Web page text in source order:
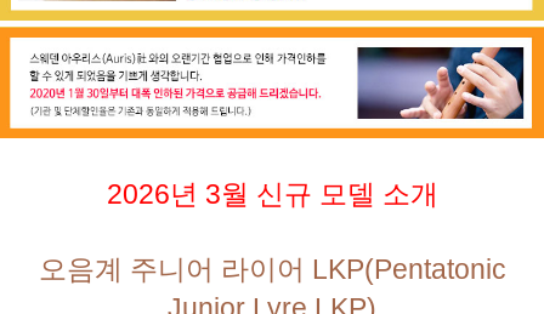
2026년 3월 신규 모델 소개
오음계 주니어 라이어 LKP(Pentatonic